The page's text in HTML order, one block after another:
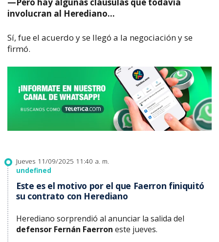
—Pero hay algunas cláusulas que todavía
involucran al Herediano...
Sí, fue el acuerdo y se llegó a la negociación y se
firmó.
Jueves 11/09/2025 11:40 a. m.
undefined
Este es el motivo por el que Faerron finiquitó
su contrato con Herediano
Herediano sorprendió al anunciar la salida del
defensor Fernán Faerron este jueves.